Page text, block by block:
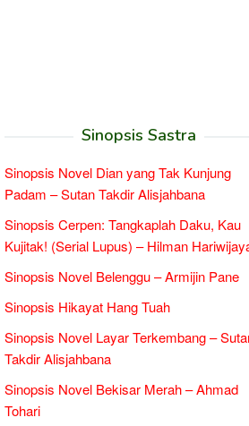
Sinopsis Sastra
Sinopsis Novel Dian yang Tak Kunjung
Padam – Sutan Takdir Alisjahbana
Sinopsis Cerpen: Tangkaplah Daku, Kau
Kujitak! (Serial Lupus) – Hilman
Sinopsis Novel Belenggu – Armijin Pane
Sinopsis Hikayat Hang Tuah
Sinopsis Novel Layar Terkembang –
Takdir Alisjahbana
Sinopsis Novel Bekisar Merah – Ahmad
Tohari